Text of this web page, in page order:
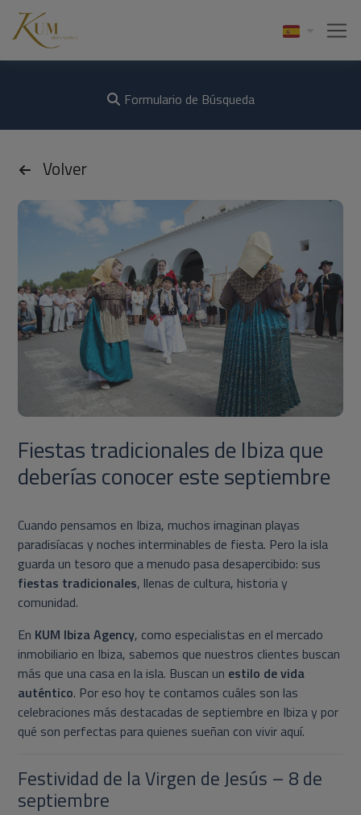
Formulario de Búsqueda
Volver
Fiestas tradicionales de Ibiza que
deberías conocer este septiembre
Cuando pensamos en Ibiza, muchos imaginan playas
paradisíacas y noches interminables de fiesta. Pero la isla
guarda un tesoro que a menudo pasa desapercibido: sus
fiestas tradicionales, llenas de cultura, historia y
comunidad.
En KUM Ibiza Agency, como especialistas en el mercado
inmobiliario en Ibiza, sabemos que nuestros clientes buscan
más que una casa en la isla. Buscan un estilo de vida
auténtico. Por eso hoy te contamos cuáles son las
celebraciones más destacadas de septiembre en Ibiza y por
qué son perfectas para quienes sueñan con vivir aquí.
Festividad de la Virgen de Jesús – 8 de
septiembre